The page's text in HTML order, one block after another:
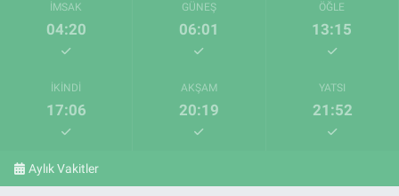
İMSAK
04:20
GÜNEŞ
06:01
ÖĞLE
13:15
İKINDI
17:06
AKŞAM
20:19
YATSI
21:52
Aylık Vakitler